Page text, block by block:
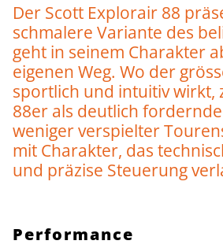
Der Scott Explorair 88
schmalere Variante des
geht in seinem Charakter
eigenen Weg. Wo der
sportlich und intuitiv wirkt,
88er als deutlich
weniger verspielter
mit Charakter, das
und präzise Steuerung
Performance